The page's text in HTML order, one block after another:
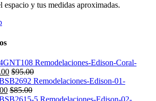
espacio y tus medidas aproximadas.
$95.00
$85.00